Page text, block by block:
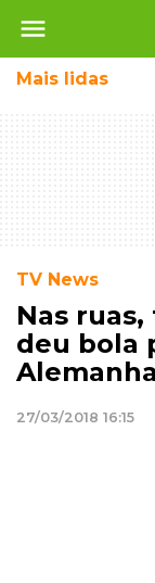
menu
Mais lidas
TV News
Nas
deu bola
Alemanha
27/03/2018 16:15